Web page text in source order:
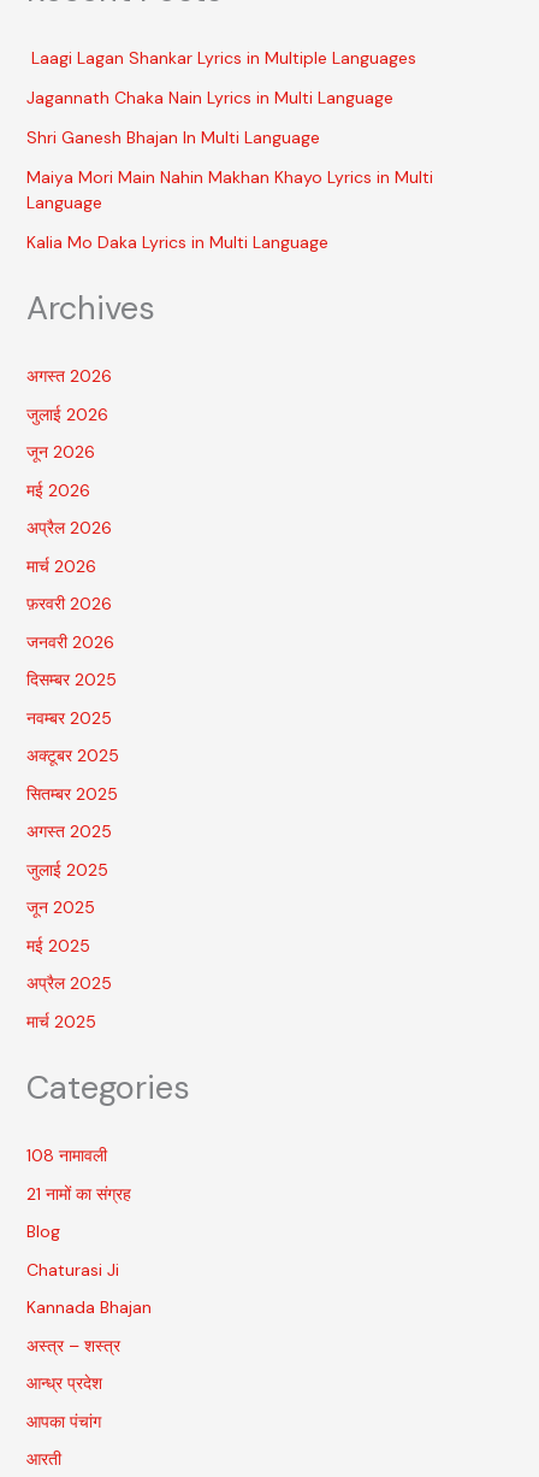
Laagi Lagan Shankar Lyrics in Multiple Languages
Jagannath Chaka Nain Lyrics in Multi Language
Shri Ganesh Bhajan In Multi Language
Maiya Mori Main Nahin Makhan Khayo Lyrics in Multi
Language
Kalia Mo Daka Lyrics in Multi Language
Archives
अगस्त 2026
जुलाई 2026
जून 2026
मई 2026
अप्रैल 2026
मार्च 2026
फ़रवरी 2026
जनवरी 2026
दिसम्बर 2025
नवम्बर 2025
अक्टूबर 2025
सितम्बर 2025
अगस्त 2025
जुलाई 2025
जून 2025
मई 2025
अप्रैल 2025
मार्च 2025
Categories
108 नामावली
21 नामों का संग्रह
Blog
Chaturasi Ji
Kannada Bhajan
अस्त्र – शस्त्र
आन्ध्र प्रदेश
आपका पंचांग
आरती